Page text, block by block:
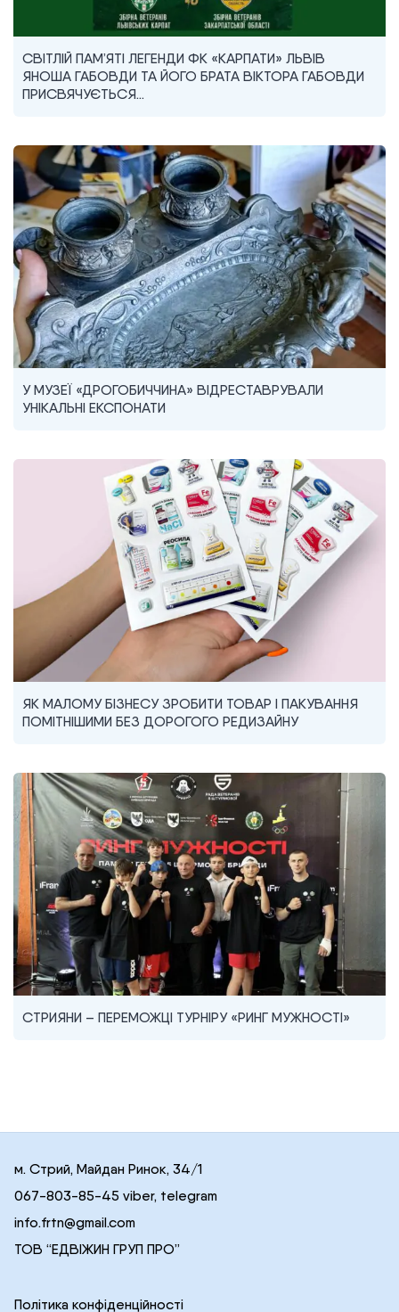
СВІТЛІЙ ПАМ’ЯТІ ЛЕГЕНДИ ФК «КАРПАТИ» ЛЬВІВ
ЯНОША ГАБОВДИ ТА ЙОГО БРАТА ВІКТОРА ГАБОВДИ
ПРИСВЯЧУЄТЬСЯ…
У МУЗЕЇ «ДРОГОБИЧЧИНА» ВІДРЕСТАВРУВАЛИ
УНІКАЛЬНІ ЕКСПОНАТИ
ЯК МАЛОМУ БІЗНЕСУ ЗРОБИТИ ТОВАР І ПАКУВАННЯ
ПОМІТНІШИМИ БЕЗ ДОРОГОГО РЕДИЗАЙНУ
СТРИЯНИ – ПЕРЕМОЖЦІ ТУРНІРУ «РИНГ МУЖНОСТІ»
м. Стрий, Майдан Ринок, 34/1
067-803-85-45 viber, telegram
info.frtn@gmail.com
ТОВ “ЕДВІЖИН ГРУП ПРО”
Політика конфіденційності